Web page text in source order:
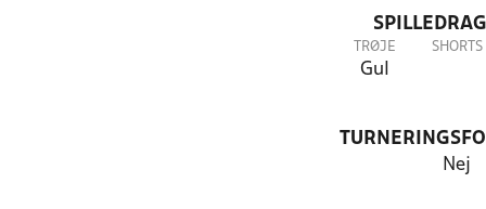
TRØJE
Gul
SHORTS
Nej